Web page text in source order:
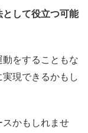
して役立つ可能
をすることもな
現できるかもし
かもしれませ